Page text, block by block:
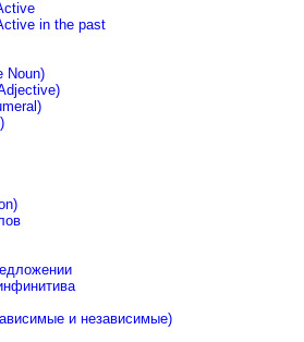
in the past
Noun)
и независимые)